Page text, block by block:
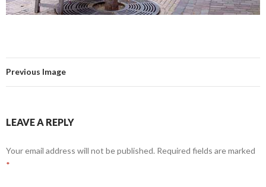
Previous Image
LEAVE A REPLY
Your email address will not be published. Required fields are marked
*